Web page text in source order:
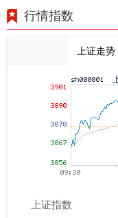
行情指数
上证走势
上证指数